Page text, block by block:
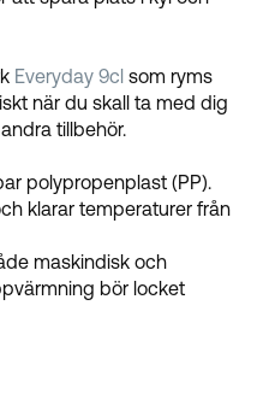
Everyday 9cl som ryms
när du skall ta med dig
tillbehör.
polypropenplast (PP).
klarar temperaturer från
maskindisk och
bör locket